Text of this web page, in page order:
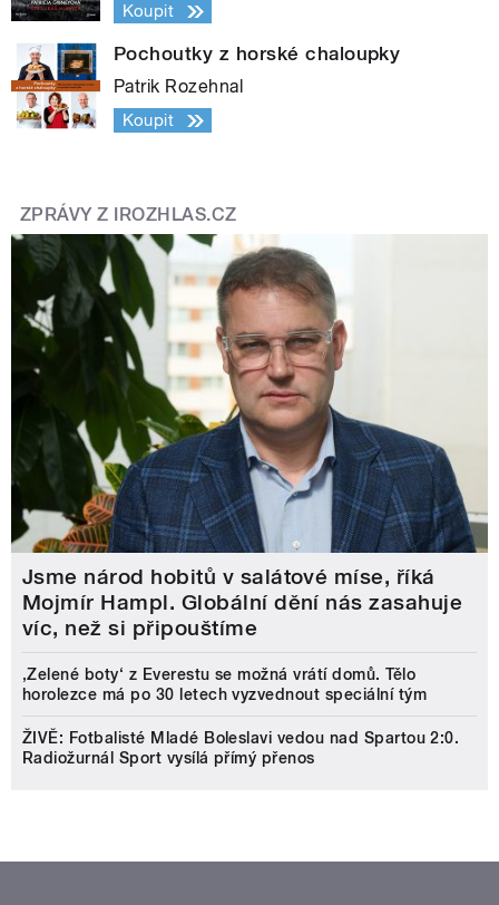
Koupit
Pochoutky z horské chaloupky
Patrik Rozehnal
Koupit
ZPRÁVY Z IROZHLAS.CZ
Jsme národ hobitů v salátové míse, říká
Mojmír Hampl. Globální dění nás zasahuje
víc, než si připouštíme
‚Zelené boty‘ z Everestu se možná vrátí domů. Tělo
horolezce má po 30 letech vyzvednout speciální tým
ŽIVĚ: Fotbalisté Mladé Boleslavi vedou nad Spartou 2:0.
Radiožurnál Sport vysílá přímý přenos